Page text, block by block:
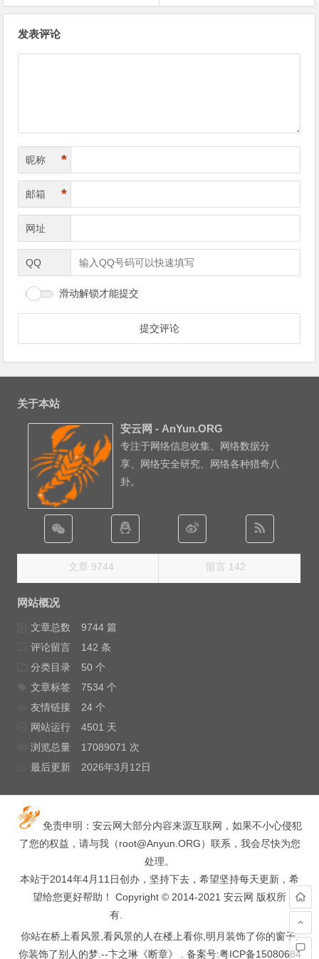
发表评论
昵称 *
邮箱 *
网址
QQ
滑动解锁才能提交
关于本站
安云网 - AnYun.ORG
专注于网络信息收集、网络数据分
享、网络安全研究、网络各种猎奇八
卦。
文章 9744 留言 142
网站概况
文章总数
9744 篇
评论留言
142 条
分类目录
50 个
文章标签
7534 个
友情链接
24 个
网站运行
4501 天
浏览总量
17089071 次
最后更新
2026年3月12日
免责申明：安云网大部分内容来源互联网，如果不小心侵犯
了您的权益，请与我（root@Anyun.ORG）联系，我会尽快为您
处理。
本站于2014年4月11日创办，坚持下去，希望坚持每天更新，希
望给您更好帮助！ Copyright © 2014-2021 安云网 版权所
有.
你站在桥上看风景,看风景的人在楼上看你,明月装饰了你的窗子,
你装饰了别人的梦.--卞之琳《断章》 . 备案号:粤ICP备15080684